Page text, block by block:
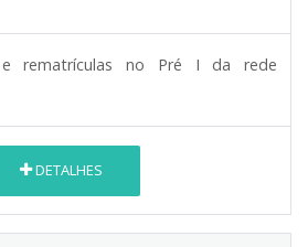
e rematrículas no Pré I da rede
DETALHES